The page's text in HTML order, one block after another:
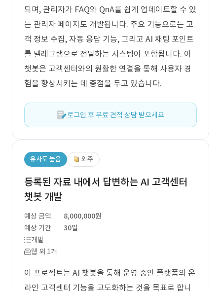
되며, 관리자가 FAQ와 QnA를 쉽게 업데이트할 수 있
는 관리자 페이지도 개발됩니다. 주요 기능으로는 고
객 정보 수집, 자동 응답 기능, 그리고 AI 채팅 포인트
를 텔레그램으로 전달하는 시스템이 포함됩니다. 이
챗봇은 고객센터와의 원활한 연결을 통해 사용자 경
험을 향상시키는 데 중점을 두고 있습니다.
로그인 후 무료 견적 상담 받으세요.
유사도 높음 외주
등록된 자료 내에서 답변하는 AI 고객센터
챗봇 개발
예상 금액
8,000,000원
예상 기간
30일
개발
웹 외 1개
이 프로젝트는 AI 챗봇을 통해 운영 중인 플랫폼의 온
라인 고객센터 기능을 고도화하는 것을 목표로 합니